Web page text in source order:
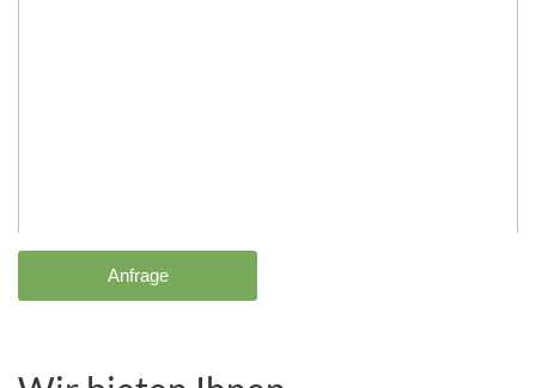
Anfrage